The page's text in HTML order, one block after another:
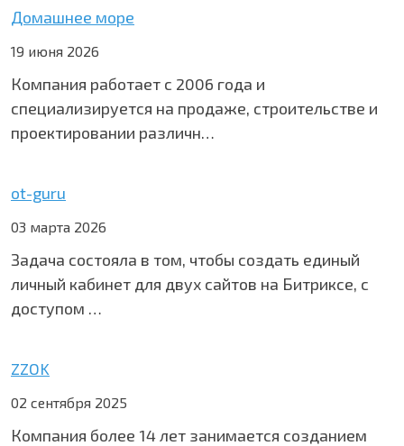
Домашнее море
19 июня 2026
Компания работает с 2006 года и
специализируется на продаже, строительстве и
проектировании различн…
ot-guru
03 марта 2026
Задача состояла в том, чтобы создать единый
личный кабинет для двух сайтов на Битриксе, с
доступом …
ZZOK
02 сентября 2025
Компания более 14 лет занимается созданием